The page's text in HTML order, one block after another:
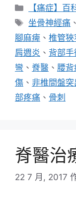
分
類
【痛症】百
標
籤
坐骨神經痛
腳麻痺 、 椎管狹
肩週炎 、 背部
彎 、 脊醫 、 腰背
傷 、 非椎間盤
部疼痛 、 骨刺
脊醫治
22 7 月, 2017